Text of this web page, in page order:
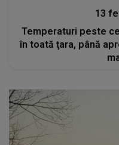
13
Temperaturi peste
în toată ţara, până